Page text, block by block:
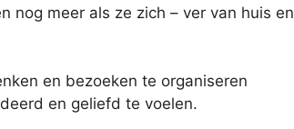
nog meer als ze zich – ver van huis en
en bezoeken te organiseren
en geliefd te voelen.